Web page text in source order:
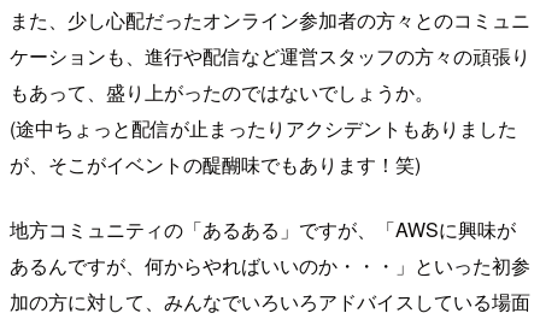
また、少し心配だったオンライン参加者の方々とのコミュニ
ケーションも、進行や配信など運営スタッフの方々の頑張り
もあって、盛り上がったのではないでしょうか。
(途中ちょっと配信が止まったりアクシデントもありました
が、そこがイベントの醍醐味でもあります！笑)
地方コミュニティの「あるある」ですが、「AWSに興味が
あるんですが、何からやればいいのか・・・」といった初参
加の方に対して、みんなでいろいろアドバイスしている場面